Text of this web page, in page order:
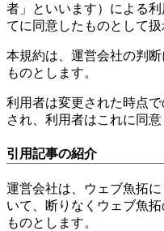
者」といいます）による
てに同意したものとして扱
本規約は、運営会社の判
ものとします。
利用者は変更された時点
され、利用者はこれに同意
引用記事の紹介
運営会社は、ウェブ魚拓
いて、断りなくウェブ魚
ものとします。